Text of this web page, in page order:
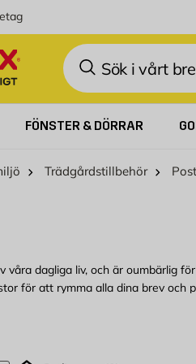
Sök
FÖNSTER & DÖRRAR
Trädgårdstillbehör
våra dagliga liv, och är oumbärlig
för att rymma alla dina brev
av brevlådor att välja mellan,